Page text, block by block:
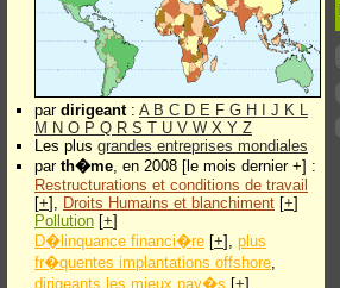
par dirigeant: A B C D E F G H J K L
M N O P Q R S T U V W X Y Z
Les plus grandes entreprises mondiales
par th�me, en 2008 [le mois dernier +] :
Restructurations et conditions de travail
[+], Droits Humains et blanchiment [+]
Pollution [+]
D�linquance financi�re [+], plus
fr�quentes implantations offshore,
dirigeants les mieux pay�s [+]